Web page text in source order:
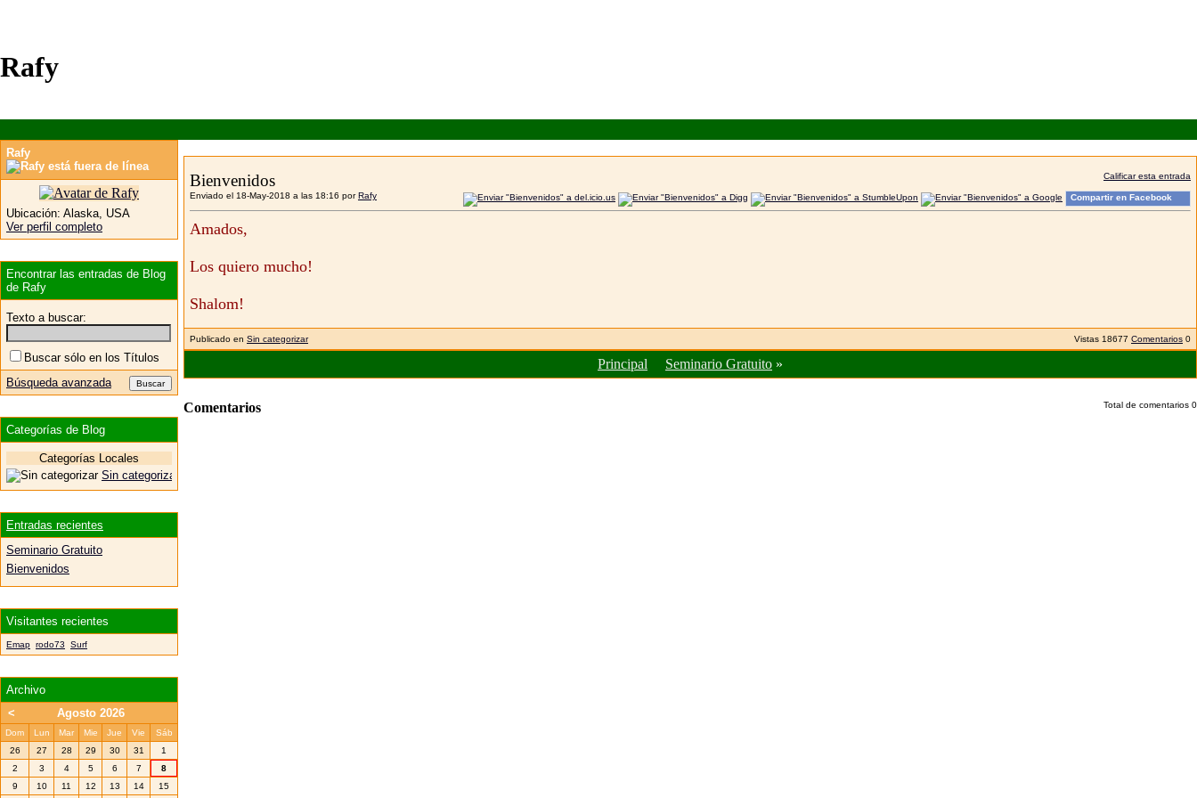
Rafy
Calificar esta entrada
Bienvenidos
Compartir en Facebook
Enviado el 18-May-2018 a las 18:16 porRafy
Amados,
Los quiero mucho!
Shalom!
Publicado en Sin categorizar Vistas 18677 Comentarios 0
Principal Seminario Gratuito »
Total de comentarios 0
Comentarios
Rafy
Ubicación: Alaska, USA
Ver perfil completo
Encontrar las entradas de Blog
de Rafy
Texto a buscar:
Buscar sólo en los Títulos
Búsqueda avanzada
Categorías de Blog
Categorías Locales
Sin categorizar
Entradas recientes
Seminario Gratuito
Bienvenidos
Visitantes recientes
Emap rodo73 Surf
Archivo
<
Agosto 2026
Dom Lun Mar Mie Jue Vie
Sáb
26
27 28 29 30 31
1
2
3 4 5 6 7
8
9
10 11 12 13 14 15